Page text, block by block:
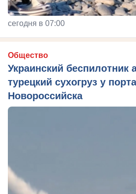
сегодня в 07:00
Общество
Украинский беспилотник
турецкий сухогруз у порта
Новороссийска